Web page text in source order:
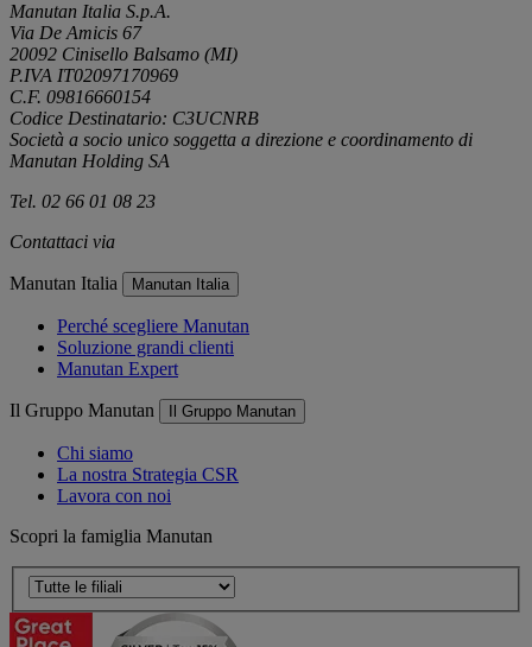
Manutan Italia S.p.A.
Via De Amicis 67
20092 Cinisello Balsamo (MI)
P.IVA IT02097170969
C.F. 09816660154
Codice Destinatario: C3UCNRB
Società a socio unico soggetta a direzione e coordinamento di
Manutan Holding SA
Tel. 02 66 01 08 23
Contattaci via
Manutan Italia Manutan Italia
Perché scegliere Manutan
Soluzione grandi clienti
Manutan Expert
Il Gruppo Manutan Il Gruppo Manutan
Chi siamo
La nostra Strategia CSR
Lavora con noi
Scopri la famiglia Manutan